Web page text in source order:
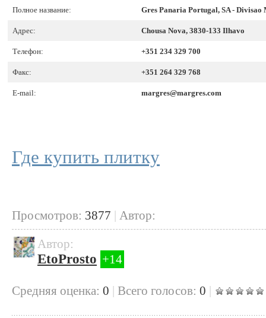
Полное название: Gres Panaria Portugal, SA - Divisao
Адрес: Chousa Nova, 3830-133 Ilhavo
Телефон: +351 234 329 700
Факс: +351 264 329 768
E-mail: margres@margres.com
Где купить плитку
Просмотров: 3877 | Автор:
Автор:
EtoProsto +14
Cредняя оценка: 0 | Всего голосов: 0 |